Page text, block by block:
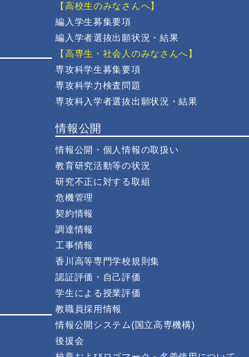
【高校生のみなさんへ】
編入学生募集要項
編入学者選抜出願状況・結果
【高専生・社会人のみなさんへ】
専攻科学生募集要項
専攻科学力検査問題
専攻科入学者選抜出願状況・結果
情報公開
情報公開・個人情報の取扱い
教育研究活動等の状況
研究不正に対する取組
危機管理
契約情報
調達情報
工事情報
香川高等専門学校規則集
認証評価・自己評価
学生による授業評価
教職員採用情報
情報公開システム(国立高専機構)
後援会